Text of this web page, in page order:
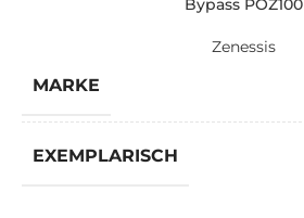
Zenessis
MARKE
EXEMPLARISCH